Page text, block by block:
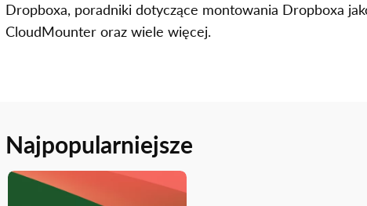
Dropboxa, poradniki dotyczące montowania Dropboxa
CloudMounter oraz wiele więcej.
Najpopularniejsze